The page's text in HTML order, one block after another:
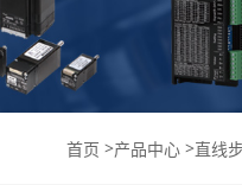
首页 >产品中心 >直线